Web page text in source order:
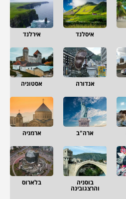
איסלנד אירלנד
אנדורה אסטוניה
ארה"ב ארמניה
בוסניה
והרצגובינה
בלארוס